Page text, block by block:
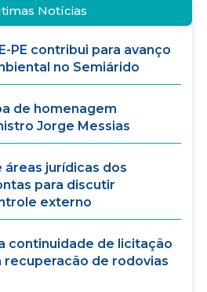
Notícias
PE contribui para avanço
no Semiárido
de homenagem
Jorge Messias
áreas jurídicas dos
para discutir
externo
continuidade de licitação
recuperacão de rodovias